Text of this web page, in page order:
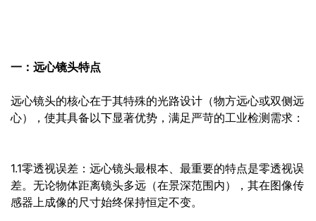
一：远心镜头特点
远心镜头的核心在于其特殊的光路设计（物方远心或双侧远
心），使其具备以下显著优势，满足严苛的工业检测需求：
1.1零透视误差：远心镜头最根本、最重要的特点是零透视误
差。无论物体距离镜头多远（在景深范围内），其在图像传
感器上成像的尺寸始终保持恒定不变。